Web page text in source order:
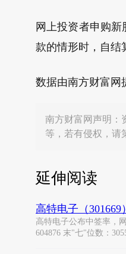
网上投资者申购
款的情形时，自结
数据由南方财富网
南方财富网声明：
等，若有侵权，请
延伸阅读
高特电子（
高特电子公布中签率，
604876 末"七"位数：